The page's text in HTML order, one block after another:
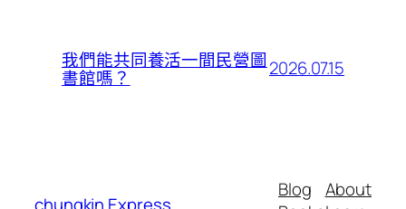
我們能共同養活一間民營圖
書館嗎？ 2026.07.15
chungkin Express
Blog
About